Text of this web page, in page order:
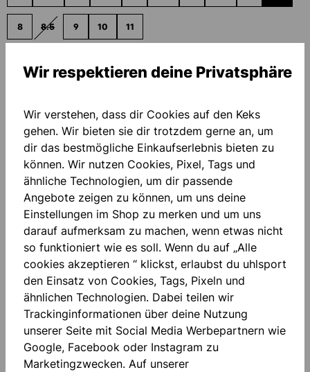
8 8.5
(DIESE OPTION IST ZURZEIT NICHT VERFÜGBAR.)
9 10 11
Welche Größe passt mir?
PERSONALISIERUNG HINZUFÜGEN
Grundpreis 18,00 €*
Menge
IN DEN WARENKORB
Zum Merkzettel hinzufügen
Wir respektieren deine Privatsphäre
Wir verstehen, dass dir Cookies auf den Keks
gehen. Wir bieten sie dir trotzdem gerne an, um
dir das bestmögliche Einkaufserlebnis bieten zu
können. Wir nutzen Cookies, Pixel, Tags und
ähnliche Technologien, um dir passende
Angebote zeigen zu können, um uns deine
Einstellungen im Shop zu merken und um uns
darauf aufmerksam zu machen, wenn etwas nicht
so funktioniert wie es soll. Wenn du auf „Alle
cookies akzeptieren “ klickst, erlaubst du uhlsport
den Einsatz von Cookies, Tags, Pixeln und
ähnlichen Technologien. Dabei teilen wir
Trackinginformationen über deine Nutzung
unserer Seite mit Social Media Werbepartnern wie
Google, Facebook oder Instagram zu
Marketingzwecken. Auf unserer